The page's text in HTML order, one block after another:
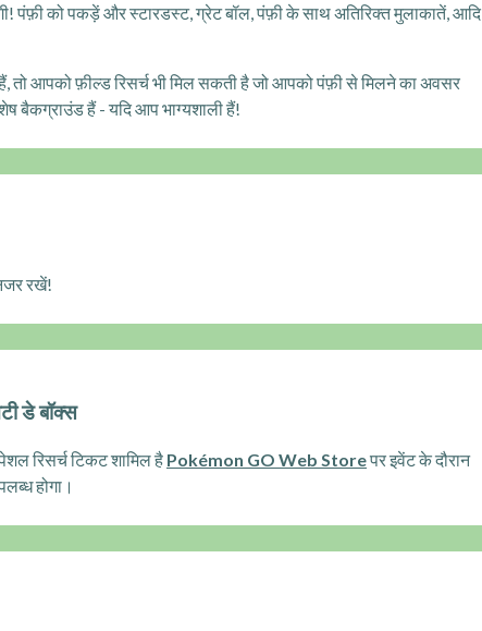
पंफ़ी को पकड़ें और स्टारडस्ट, ग्रेट बॉल, पंफ़ी के साथ अतिरिक्त मुलाकातें, आदि
आपको फ़ील्ड रिसर्च भी मिल सकती है जो आपको पंफ़ी से मिलने का अवसर
बैकग्राउंड हैं - यदि आप भाग्यशाली हैं!
रखें!
डे बॉक्स
रिसर्च टिकट शामिल है Pokémon GO Web Storeपर इवेंट के दौरान
होगा।